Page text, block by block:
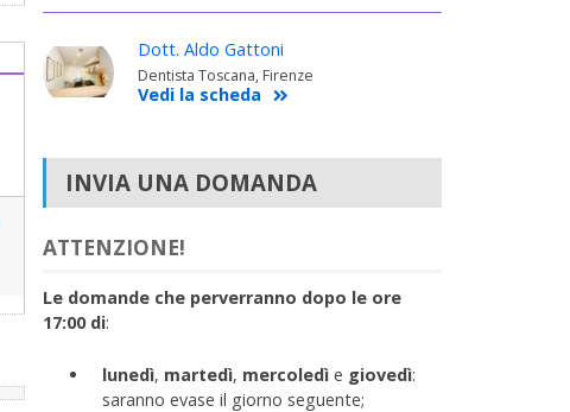
Dott. Aldo Gattoni
Dentista Toscana, Firenze
Vedi la scheda
INVIA UNA DOMANDA
ATTENZIONE!
Le domande che perverranno dopo le ore
17:00 di:
lunedì, martedì, mercoledì e giovedì:
saranno evase il giorno seguente;